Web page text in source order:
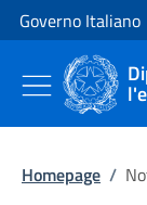
Vai al contenuto
Vai alla navigazione
Governo Italiano
Homepage /